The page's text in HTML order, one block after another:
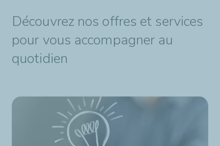
Découvrez nos offres et services
pour vous accompagner au
quotidien